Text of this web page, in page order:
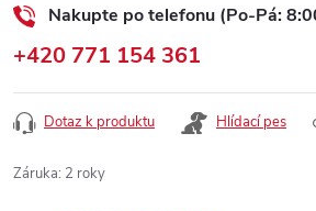
Nakupte po telefonu (Po-Pá:
+420 771 154 361
Dotaz k produktu Hlídací pes
Záruka: 2 roky